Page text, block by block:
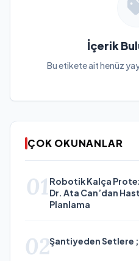
İçerik
Bu etikete ait henüz
ÇOK OKUNANLAR
01 Robotik Kalça
Dr. Ata Can’dan
Planlama
02Şantiyeden Setlere